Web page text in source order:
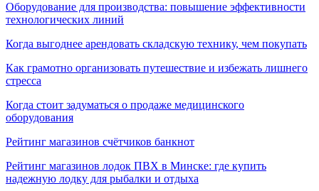
Оборудование для производства: повышение эффективности
технологических линий
Когда выгоднее арендовать складскую технику, чем покупать
Как грамотно организовать путешествие и избежать лишнего
стресса
Когда стоит задуматься о продаже медицинского
оборудования
Рейтинг магазинов счётчиков банкнот
Рейтинг магазинов лодок ПВХ в Минске: где купить
надежную лодку для рыбалки и отдыха